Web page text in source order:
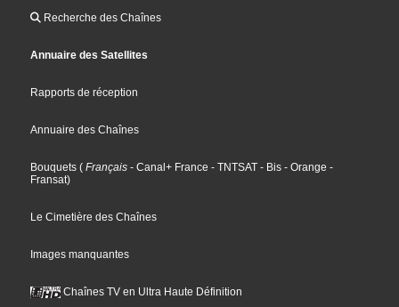
Recherche des Chaînes
Annuaire des Satellites
Rapports de réception
Annuaire des Chaînes
Bouquets ( Français - Canal+ France - TNTSAT - Bis - Orange -
Fransat)
Le Cimetière des Chaînes
Images manquantes
Chaînes TV en Ultra Haute Définition